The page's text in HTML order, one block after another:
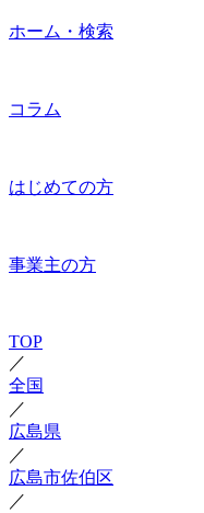
ホーム・検索
コラム
はじめての方
事業主の方
TOP
／
全国
／
広島県
／
広島市佐伯区
／